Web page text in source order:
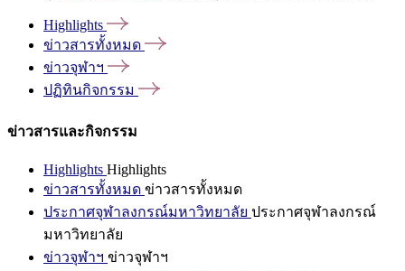
Highlights
ข่าวสารทั้งหมด
ข่าวจุฬาฯ
ปฏิทินกิจกรรม
ข่าวสารและกิจกรรม
Highlights Highlights
ข่าวสารทั้งหมด ข่าวสารทั้งหมด
ประกาศจุฬาลงกรณ์มหาวิทยาลัย ประกาศจุฬาลงกรณ์
มหาวิทยาลัย
ข่าวจุฬาฯ ข่าวจุฬาฯ